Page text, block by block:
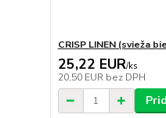
CRISP LINEN (svieža
25,22 EUR/ks
20,50 EUR bez DPH